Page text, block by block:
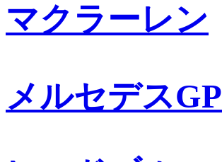
マクラーレン
メルセデスGP